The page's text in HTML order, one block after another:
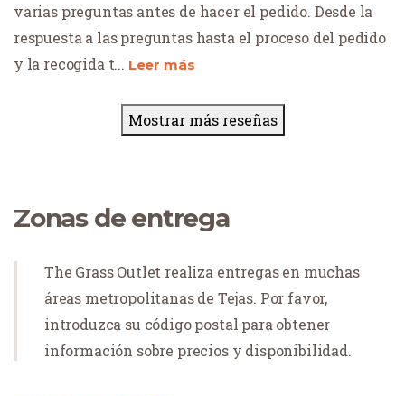
varias preguntas antes de hacer el pedido. Desde la
respuesta a las preguntas hasta el proceso del pedido
y la recogida t... Leer más
Mostrar más reseñas
Zonas de entrega
The Grass Outlet realiza entregas en muchas
áreas metropolitanas de Tejas. Por favor,
introduzca su código postal para obtener
información sobre precios y disponibilidad.